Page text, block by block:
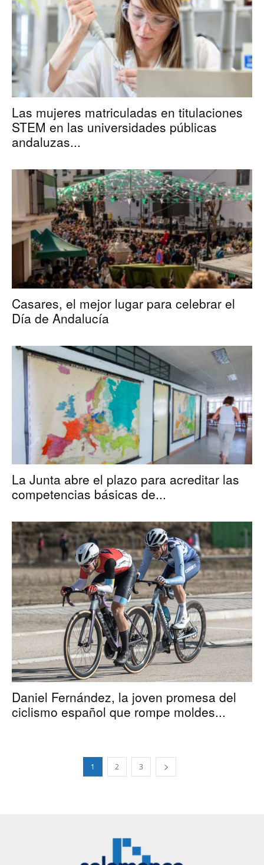
Las mujeres matriculadas en titulaciones
STEM en las universidades públicas
andaluzas...
Casares, el mejor lugar para celebrar el
Día de Andalucía
La Junta abre el plazo para acreditar las
competencias básicas de...
Daniel Fernández, la joven promesa del
ciclismo español que rompe moldes...
1 2 3